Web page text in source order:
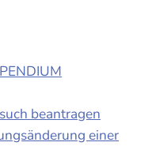
beantragen
einer